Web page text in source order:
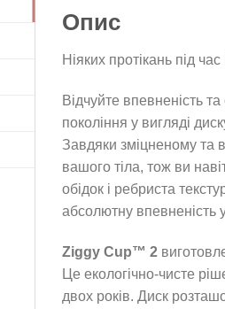
Опис
Ніяких протікань під час
Відчуйте впевненість
покоління у вигляді
Завдяки зміцненому та
вашого тіла, тож ви
обідок і ребриста
абсолютну впевненість у
Ziggy Cup™ 2
Це екологічно-чисте
двох років. Диск